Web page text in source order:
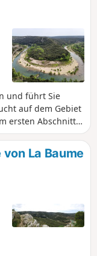
und führt Sie
auf dem Gebiet
ersten Abschnitt
charmante Dorf Vic
in der Nähe des
Anschließend
den Gardon
mit kleinen
Weg bis nach
hufeisenförmige
Auf dem Rückweg
die
La Baume